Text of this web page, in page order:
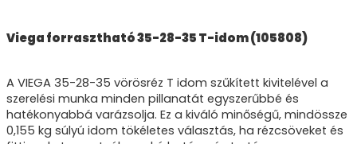
Viega forrasztható 35-28-35 T-idom (105808)
A VIEGA 35-28-35 vörösréz T idom szűkített kivitelével a
szerelési munka minden pillanatát egyszerűbbé és
hatékonyabbá varázsolja. Ez a kiváló minőségű, mindössze
0,155 kg súlyú idom tökéletes választás, ha rézcsöveket és